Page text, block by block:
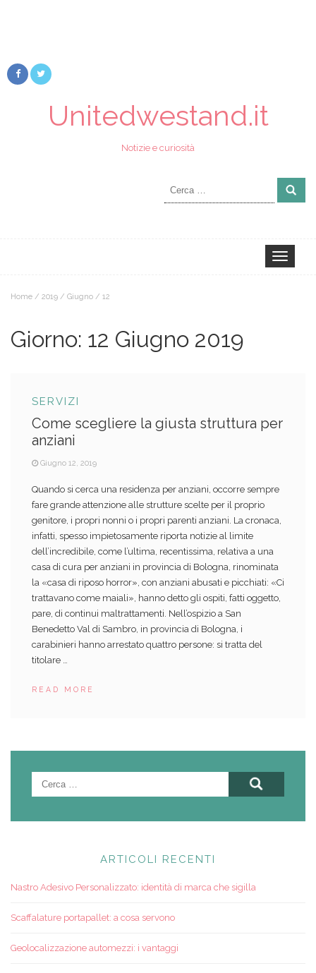
Unitedwestand.it
Notizie e curiosità
Ricerca
Toggle
navigation
Home / 2019 / Giugno / 12
Giorno: 12 Giugno 2019
SERVIZI
Come scegliere la giusta struttura per
anziani
Giugno 12, 2019
Quando si cerca una residenza per anziani, occorre sempre
fare grande attenzione alle strutture scelte per il proprio
genitore, i propri nonni o i propri parenti anziani. La cronaca,
infatti, spesso impietosamente riporta notizie al limite
dell’incredibile, come l’ultima, recentissima, relativa a una
casa di cura per anziani in provincia di Bologna, rinominata
la «casa di riposo horror», con anziani abusati e picchiati: «Ci
trattavano come maiali», hanno detto gli ospiti, fatti oggetto,
pare, di continui maltrattamenti. Nell’ospizio a San
Benedetto Val di Sambro, in provincia di Bologna, i
carabinieri hanno arrestato quattro persone: si tratta del
titolare
READ MORE
Ricerca
ARTICOLI RECENTI
Nastro Adesivo Personalizzato: identità di marca che sigilla
Scaffalature portapallet: a cosa servono
Geolocalizzazione automezzi: i vantaggi